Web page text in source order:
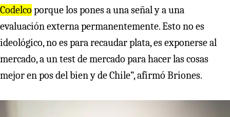
Codelco porque los pones a una señal y a una
evaluación externa permanentemente. Esto no es
ideológico, no es para recaudar plata, es exponerse al
mercado, a un test de mercado para hacer las cosas
mejor en pos del bien y de Chile”, afirmó Briones.